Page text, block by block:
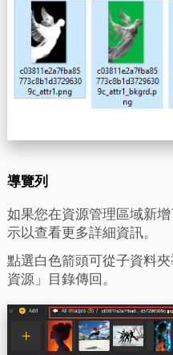
導覽列
如果您在資源管理區域新
示以查看更多詳細資訊。
點選白色箭頭可從子資料
資源」目錄傳回。